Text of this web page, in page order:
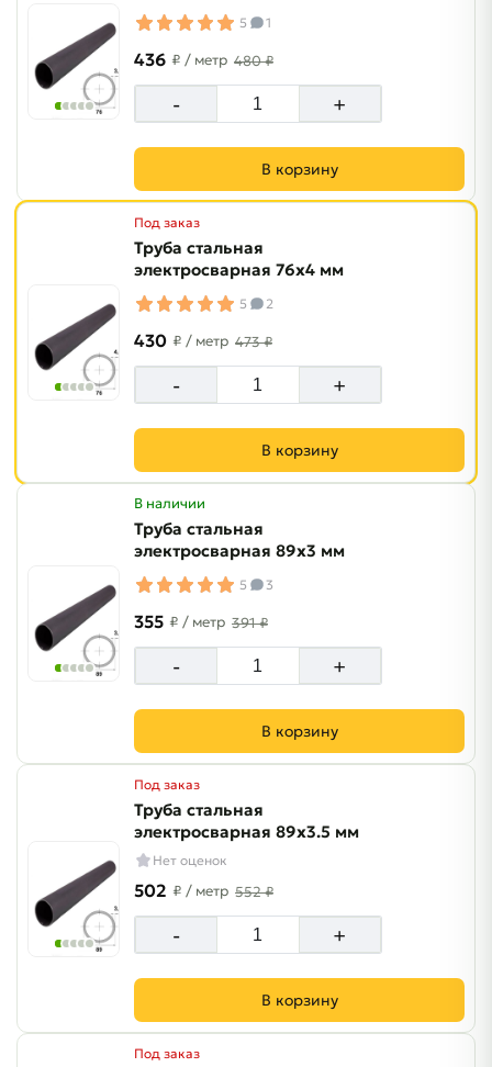
5 1
436 ₽ / метр 480 ₽
- +
В корзину
Под заказ
Труба стальная
электросварная 76х4 мм
5 2
430 ₽ / метр 473 ₽
- +
В корзину
В наличии
Труба стальная
электросварная 89х3 мм
5 3
355 ₽ / метр 391 ₽
- +
В корзину
Под заказ
Труба стальная
электросварная 89х3.5 мм
Нет оценок
502 ₽ / метр 552 ₽
- +
В корзину
Под заказ